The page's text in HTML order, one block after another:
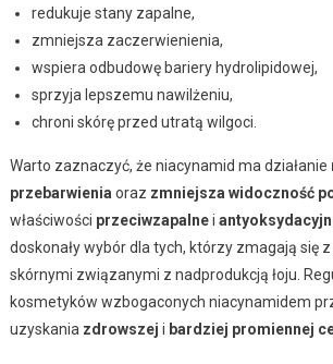
redukuje stany zapalne,
zmniejsza zaczerwienienia,
wspiera odbudowę bariery hydrolipidowej,
sprzyja lepszemu nawilżeniu,
chroni skórę przed utratą wilgoci.
Warto zaznaczyć, że niacynamid ma działanie
przebarwienia oraz zmniejsza widoczność
właściwości przeciwzapalnei
doskonały wybór dla tych, którzy zmagają się
skórnymi związanymi z nadprodukcją łoju.
kosmetyków wzbogaconych niacynamidem
uzyskania zdrowszej i bardziej promiennej